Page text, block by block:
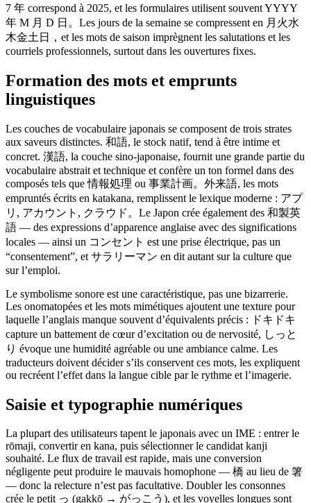
7 年 correspond à 2025, et les formulaires utilisent souvent YYYY
年 M 月 D 日。Les jours de la semaine se compressent en 月火水
木金土日，et les mots de saison imprègnent les salutations et les
courriels professionnels, surtout dans les ouvertures fixes.
Formation des mots et emprunts
linguistiques
Les couches de vocabulaire japonais se composent de trois strates
aux saveurs distinctes. 和語, le stock natif, tend à être intime et
concret. 漢語, la couche sino-japonaise, fournit une grande partie du
vocabulaire abstrait et technique et confère un ton formel dans des
composés tels que 情報処理 ou 事業計画。外来語, les mots
empruntés écrits en katakana, remplissent le lexique moderne : アプ
リ, アカウント, クラウド。Le Japon crée également des 和製英
語 — des expressions d’apparence anglaise avec des significations
locales — ainsi un コンセント est une prise électrique, pas un
“consentement”, et サラリーマン en dit autant sur la culture que
sur l’emploi.
Le symbolisme sonore est une caractéristique, pas une bizarrerie.
Les onomatopées et les mots mimétiques ajoutent une texture pour
laquelle l’anglais manque souvent d’équivalents précis : ドキドキ
capture un battement de cœur d’excitation ou de nervosité, しっと
り évoque une humidité agréable ou une ambiance calme. Les
traducteurs doivent décider s’ils conservent ces mots, les expliquent
ou recréent l’effet dans la langue cible par le rythme et l’imagerie.
Saisie et typographie numériques
La plupart des utilisateurs tapent le japonais avec un IME : entrer le
rōmaji, convertir en kana, puis sélectionner le candidat kanji
souhaité. Le flux de travail est rapide, mais une conversion
négligente peut produire le mauvais homophone — 橋 au lieu de 箸
— donc la relecture n’est pas facultative. Doubler les consonnes
crée le petit っ (gakkō → がっこう), et les voyelles longues sont